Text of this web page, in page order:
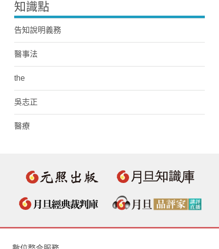
知識點
告知說明義務
醫事法
the
吳志正
醫療